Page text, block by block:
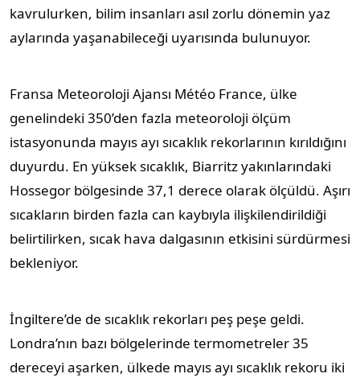
kavrulurken, bilim insanları asıl zorlu dönemin yaz
aylarında yaşanabileceği uyarısında bulunuyor.
Fransa Meteoroloji Ajansı Météo France, ülke
genelindeki 350’den fazla meteoroloji ölçüm
istasyonunda mayıs ayı sıcaklık rekorlarının kırıldığını
duyurdu. En yüksek sıcaklık, Biarritz yakınlarındaki
Hossegor bölgesinde 37,1 derece olarak ölçüldü. Aşırı
sıcakların birden fazla can kaybıyla ilişkilendirildiği
belirtilirken, sıcak hava dalgasının etkisini sürdürmesi
bekleniyor.
İngiltere’de de sıcaklık rekorları peş peşe geldi.
Londra’nın bazı bölgelerinde termometreler 35
dereceyi aşarken, ülkede mayıs ayı sıcaklık rekoru iki